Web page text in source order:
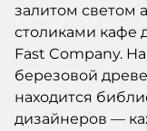
залитом светом
столиками кафе
Fast Company.
березовой
находится
дизайнеров —